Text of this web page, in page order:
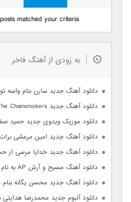
matched your criteria.
به زودی از آهنگ فاخر
دانلود آهنگ جدید سارن بنام واسه
دانلود آهنگ جدید The Chainsmokers و Emily Warren بنام Side Effects
دانلود موزیک ویدوی جدید حمید
دانلود آهنگ جدید امین مرعشی
دانلود آهنگ جدید خدایا مرسی از
دانلود آهنگ مسیح و آرش AP به نام خیلی دلم تنگه
دانلود آهنگ جدید محسن یگانه بنام
دانلود آلبوم جدید محمدرضا هدایتی